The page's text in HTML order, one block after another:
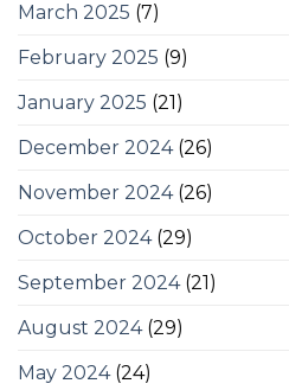
March 2025 (7)
February 2025 (9)
January 2025 (21)
December 2024(26)
November 2024(26)
October 2024(29)
September 2024(21)
August 2024(29)
May 2024(24)